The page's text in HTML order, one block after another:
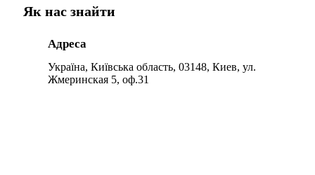
Як нас знайти
Адреса
Україна, Київська область, 03148, Киев, ул.
Жмеринская 5, оф.31